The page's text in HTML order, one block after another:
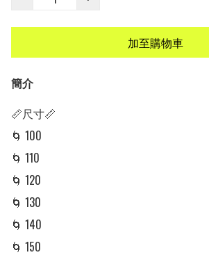
加至購物車
簡介
📏尺寸📏
🌀 100
🌀 110
🌀 120
🌀 130
🌀 140
🌀 150